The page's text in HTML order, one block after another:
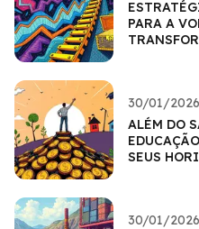
PARA A
30/01/
ALÉM DO
SEUS
30/01/